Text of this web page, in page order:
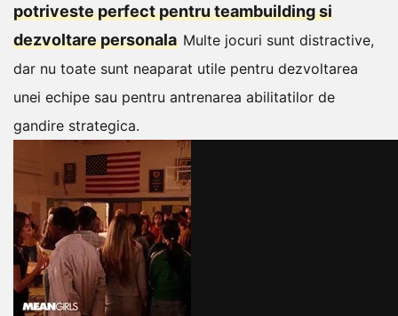
potriveste perfect pentru teambuilding si
dezvoltare personala Multe jocuri sunt distractive,
dar nu toate sunt neaparat utile pentru dezvoltarea
unei echipe sau pentru antrenarea abilitatilor de
gandire strategica.